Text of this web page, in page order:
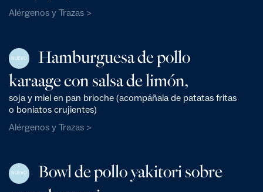
Alérgenos y Trazas >
NUEVO
Hamburguesa de pollo
karaage con salsa de limón,
soja y miel en pan brioche (acompáñala de patatas fritas
o boniatos crujientes)
Alérgenos y Trazas >
NUEVO
Bowl de pollo yakitori sobre